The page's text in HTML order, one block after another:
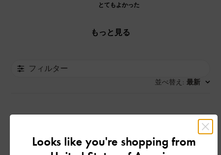
とてもよかった
もっと見る
フィルター
並べ替え : 最新
日常生活中使うのはとても便利
公
開
2026-06-17
Looks like you're shopping from